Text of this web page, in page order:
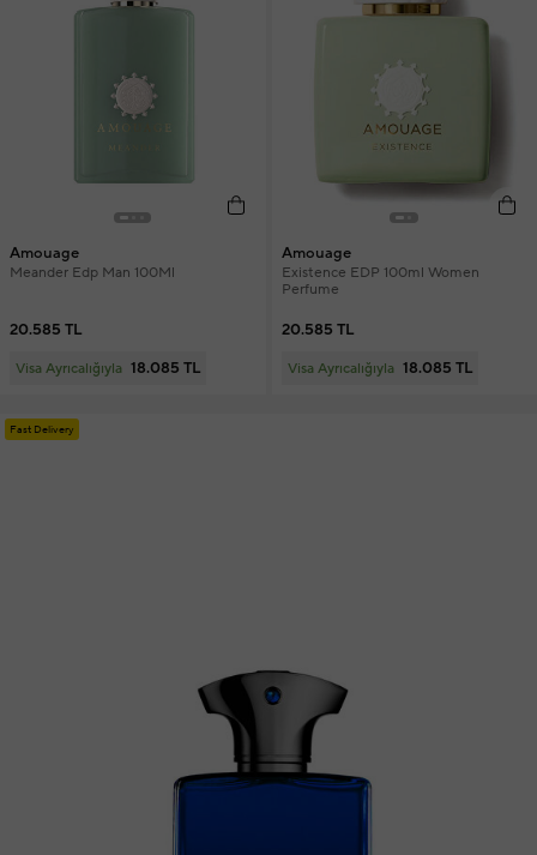
Amouage
Meander Edp Man 100Ml
20.585 TL
Visa Ayrıcalığıyla 18.085 TL
Amouage
Existence EDP 100ml Women
Perfume
20.585 TL
Visa Ayrıcalığıyla 18.085 TL
Fast Delivery